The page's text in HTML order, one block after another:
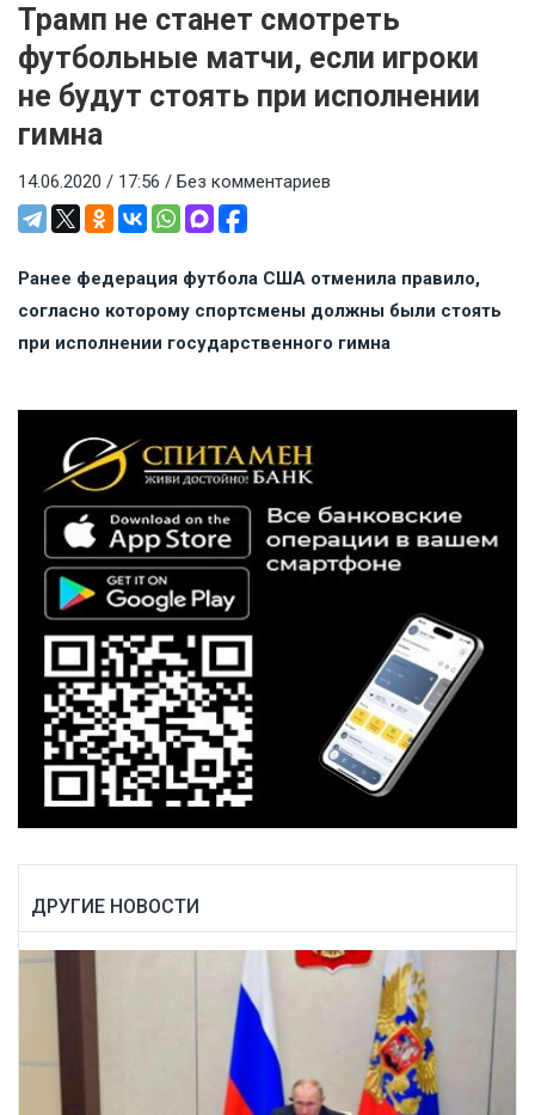
Трамп не станет смотреть
футбольные матчи, если игроки
не будут стоять при исполнении
гимна
14.06.2020 / 17:56 / Без комментариев
Ранее федерация футбола США отменила правило,
согласно которому спортсмены должны были стоять
при исполнении государственного гимна
ДРУГИЕ НОВОСТИ